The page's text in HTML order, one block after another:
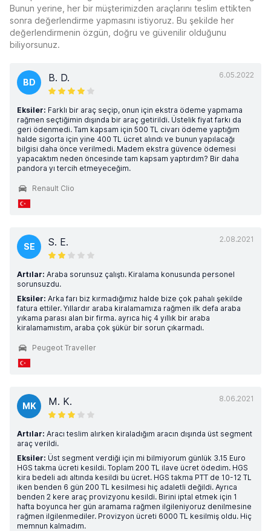
Bunun yerine, her bir müşterimizden araçlarını teslim ettikten
sonra değerlendirme yapmasını istiyoruz. Bu şekilde her
değerlendirmenin özgün, doğru ve güvenilir olduğunu
biliyorsunuz.
6.05.2022
BD B. D.
Eksiler: Farklı bir araç seçip, onun için ekstra ödeme yapmama
rağmen seçtiğimin dışında bir araç getirildi. Üstelik fiyat farkı da
geri ödenmedi. Tam kapsam için 500 TL civarı ödeme yaptığım
halde sigorta için yine 400 TL ücret alındı ve bunun yapılacağı
bilgisi daha önce verilmedi. Madem ekstra güvence ödemesi
yapacaktım neden öncesinde tam kapsam yaptırdım? Bir daha
pandora yı tercih etmeyeceğim.
Renault Clio
2.08.2021
SE S. E.
Artılar: Araba sorunsuz çalıştı. Kiralama konusunda personel
sorunsuzdu.
Eksiler: Arka farı biz kırmadığımız halde bize çok pahalı şekilde
fatura ettiler. Yıllardır araba kiralamamıza rağmen ilk defa araba
yıkama parası alan bir firma. ayrıca hiç 4 yıllık bir araba
kiralamamıstım, araba çok şükür bir sorun çıkarmadı.
Peugeot Traveller
8.06.2021
MK M. K.
Artılar: Aracı teslim alırken kiraladığım aracın dışında üst segment
araç verildi.
Eksiler: Üst segment verdiği için mi bilmiyorum günlük 3.15 Euro
HGS takma ücreti kesildi. Toplam 200 TL ilave ücret ödedim. HGS
kira bedeli adı altında kesildi bu ücret. HGS takma PTT de 10-12 TL
iken benden 6 gün 200 TL kesilmesi hiç adaletli değildi. Ayrıca
benden 2 kere araç provizyonu kesildi. Birini iptal etmek için 1
hafta boyunca her gün aramama rağmen ilgileniyoruz denilmesine
rağmen ilgilenmediler. Provizyon ücreti 6000 TL kesilmiş oldu. Hiç
memnun kalmadım.